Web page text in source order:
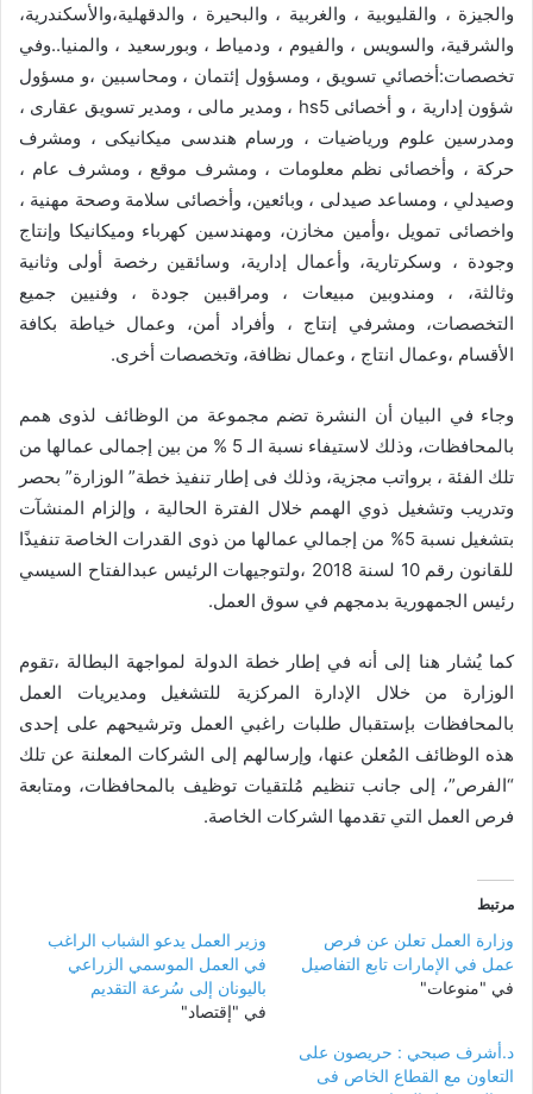
والجيزة ، والقليوبية ، والغربية ، والبحيرة ، والدقهلية،والأسكندرية،
والشرقية، والسويس ، والفيوم ، ودمياط ، وبورسعيد ، والمنيا..وفي
تخصصات:أخصائي تسويق ، ومسؤول إئتمان ، ومحاسبين ،و مسؤول
شؤون إدارية ، و أخصائى hs5 ، ومدير مالى ، ومدير تسويق عقارى ،
ومدرسين علوم ورياضيات ، ورسام هندسى ميكانيكى ، ومشرف
حركة ، وأخصائى نظم معلومات ، ومشرف موقع ، ومشرف عام ،
وصيدلي ، ومساعد صيدلى ، وبائعين، وأخصائى سلامة وصحة مهنية ،
واخصائى تمويل ،وأمين مخازن، ومهندسين كهرباء وميكانيكا وإنتاج
وجودة ، وسكرتارية، وأعمال إدارية، وسائقين رخصة أولى وثانية
وثالثة، ، ومندوبين مبيعات ، ومراقبين جودة ، وفنيين جميع
التخصصات، ومشرفي إنتاج ، وأفراد أمن، وعمال خياطة بكافة
الأقسام ،وعمال انتاج ، وعمال نظافة، وتخصصات أخرى.
وجاء في البيان أن النشرة تضم مجموعة من الوظائف لذوى همم
بالمحافظات، وذلك لاستيفاء نسبة الـ 5 % من بين إجمالى عمالها من
تلك الفئة ، برواتب مجزية، وذلك فى إطار تنفيذ خطة” الوزارة” بحصر
وتدريب وتشغيل ذوي الهمم خلال الفترة الحالية ، وإلزام المنشآت
بتشغيل نسبة 5% من إجمالي عمالها من ذوى القدرات الخاصة تنفيذًا
للقانون رقم 10 لسنة 2018 ،ولتوجيهات الرئيس عبدالفتاح السيسي
رئيس الجمهورية بدمجهم في سوق العمل.
كما يُشار هنا إلى أنه في إطار خطة الدولة لمواجهة البطالة ،تقوم
الوزارة من خلال الإدارة المركزية للتشغيل ومديريات العمل
بالمحافظات بإستقبال طلبات راغبي العمل وترشيحهم على إحدى
هذه الوظائف المُعلن عنها، وإرسالهم إلى الشركات المعلنة عن تلك
“الفرص”، إلى جانب تنظيم مُلتقيات توظيف بالمحافظات، ومتابعة
فرص العمل التي تقدمها الشركات الخاصة.
مرتبط
وزارة العمل تعلن عن فرص
عمل في الإمارات تابع التفاصيل
في "منوعات"
وزير العمل يدعو الشباب الراغب
في العمل الموسمي الزراعي
باليونان إلى سُرعة التقديم
في "إقتصاد"
د.أشرف صبحي : حريصون على
التعاون مع القطاع الخاص فى